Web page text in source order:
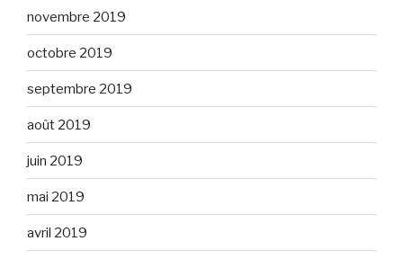
novembre 2019
octobre 2019
septembre 2019
août 2019
juin 2019
mai 2019
avril 2019